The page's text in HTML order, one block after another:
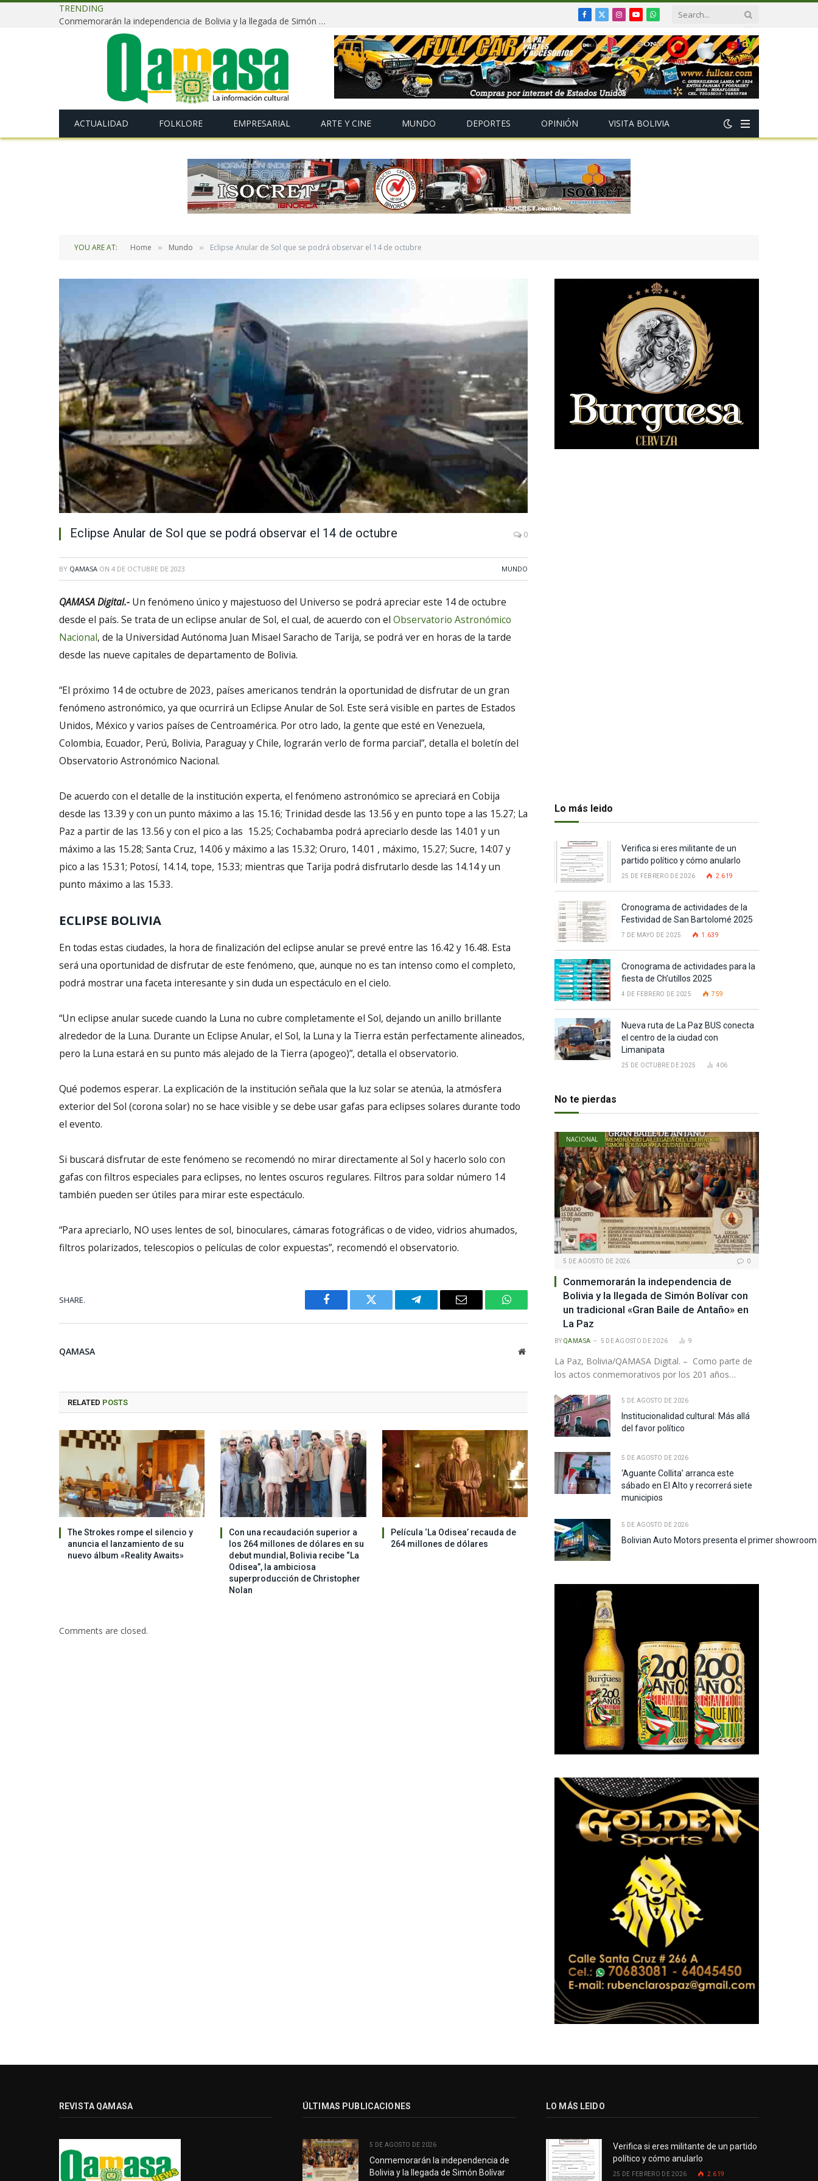
TRENDING
Conmemorarán la independencia de Bolivia y la llegada de Simón Bolívar con un tradicional «Gran Baile de Antaño» en La Paz
Facebook
X
(Twitter)
Instagram
YouTubeWhatsApp
ACTUALIDAD FOLKLORE EMPRESARIAL ARTE Y CINE MUNDO DEPORTES OPINIÓN VISITA BOLIVIA
YOU ARE AT: Home » Mundo » Eclipse Anular de Sol que se podrá observar el 14 de octubre
Eclipse Anular de Sol que se podrá observar el 14 de octubre 0
BY QAMASA ON 4 DE OCTUBRE DE 2023 MUNDO
QAMASA Digital.- Un fenómeno único y majestuoso del Universo se podrá apreciar este 14 de octubre
desde el país. Se trata de un eclipse anular de Sol, el cual, de acuerdo con el Observatorio Astronómico
Nacional, de la Universidad Autónoma Juan Misael Saracho de Tarija, se podrá ver en horas de la tarde
desde las nueve capitales de departamento de Bolivia.
“El próximo 14 de octubre de 2023, países americanos tendrán la oportunidad de disfrutar de un gran
fenómeno astronómico, ya que ocurrirá un Eclipse Anular de Sol. Este será visible en partes de Estados
Unidos, México y varios países de Centroamérica. Por otro lado, la gente que esté en Venezuela,
Colombia, Ecuador, Perú, Bolivia, Paraguay y Chile, lograrán verlo de forma parcial”, detalla el boletín del
Observatorio Astronómico Nacional.
De acuerdo con el detalle de la institución experta, el fenómeno astronómico se apreciará en Cobija
desde las 13.39 y con un punto máximo a las 15.16; Trinidad desde las 13.56 y en punto tope a las 15.27; La
Paz a partir de las 13.56 y con el pico a las 15.25; Cochabamba podrá apreciarlo desde las 14.01 y un
máximo a las 15.28; Santa Cruz, 14.06 y máximo a las 15.32; Oruro, 14.01 , máximo, 15.27; Sucre, 14:07 y
pico a las 15.31; Potosí, 14.14, tope, 15.33; mientras que Tarija podrá disfrutarlo desde las 14.14 y un
punto máximo a las 15.33.
ECLIPSE BOLIVIA
En todas estas ciudades, la hora de finalización del eclipse anular se prevé entre las 16.42 y 16.48. Esta
será una oportunidad de disfrutar de este fenómeno, que, aunque no es tan intenso como el completo,
podrá mostrar una faceta interesante y sin duda un espectáculo en el cielo.
“Un eclipse anular sucede cuando la Luna no cubre completamente el Sol, dejando un anillo brillante
alrededor de la Luna. Durante un Eclipse Anular, el Sol, la Luna y la Tierra están perfectamente alineados,
pero la Luna estará en su punto más alejado de la Tierra (apogeo)”, detalla el observatorio.
Qué podemos esperar. La explicación de la institución señala que la luz solar se atenúa, la atmósfera
exterior del Sol (corona solar) no se hace visible y se debe usar gafas para eclipses solares durante todo
el evento.
Si buscará disfrutar de este fenómeno se recomendó no mirar directamente al Sol y hacerlo solo con
gafas con filtros especiales para eclipses, no lentes oscuros regulares. Filtros para soldar número 14
también pueden ser útiles para mirar este espectáculo.
“Para apreciarlo, NO uses lentes de sol, binoculares, cámaras fotográficas o de video, vidrios ahumados,
filtros polarizados, telescopios o películas de color expuestas”, recomendó el observatorio.
SHARE.
Facebook Twitter Telegram Email WhatsApp
QAMASA Website
RELATED POSTS
The Strokes rompe el silencio y
anuncia el lanzamiento de su
nuevo álbum «Reality Awaits»
Con una recaudación superior a
los 264 millones de dólares en su
debut mundial, Bolivia recibe “La
Odisea”, la ambiciosa
superproducción de Christopher
Nolan
Película ‘La Odisea’ recauda de
264 millones de dólares
Comments are closed.
Lo más leido
Verifica si eres militante de un
partido político y cómo anularlo
25 DE FEBRERO DE 2026 2.619
Cronograma de actividades de la
Festividad de San Bartolomé 2025
7 DE MAYO DE 2025 1.639
Cronograma de actividades para la
fiesta de Ch’utillos 2025
4 DE FEBRERO DE 2025 759
Nueva ruta de La Paz BUS conecta
el centro de la ciudad con
Limanipata
25 DE OCTUBRE DE 2025 406
No te pierdas
NACIONAL
5 DE AGOSTO DE 2026 0
Conmemorarán la independencia de
Bolivia y la llegada de Simón Bolívar con
un tradicional «Gran Baile de Antaño» en
La Paz
BY QAMASA 5 DE AGOSTO DE 2026 9
La Paz, Bolivia/QAMASA Digital. – Como parte de
los actos conmemorativos por los 201 años…
5 DE AGOSTO DE 2026
Institucionalidad cultural: Más allá
del favor político
5 DE AGOSTO DE 2026
‘Aguante Collita’ arranca este
sábado en El Alto y recorrerá siete
municipios
5 DE AGOSTO DE 2026
Bolivian Auto Motors presenta el primer
REVISTA QAMASA ÚLTIMAS PUBLICACIONES
5 DE AGOSTO DE 2026
Conmemorarán la independencia de
Bolivia y la llegada de Simón Bolívar
LO MÁS LEIDO
Verifica si eres militante de un partido
político y cómo anularlo
25 DE FEBRERO DE 2026 2.619